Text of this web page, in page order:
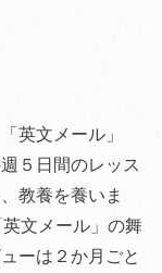
英文メール」
５日間のレッス
教養を養いま
文メール」の舞
ーは２か月ごと